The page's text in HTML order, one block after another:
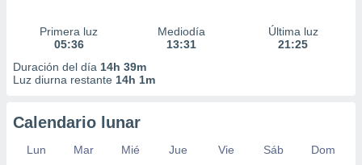
Primera luz
05:36
Mediodía
13:31
Última luz
21:25
Duración del día 14h 39m
Luz diurna restante 14h 1m
Calendario lunar
Lun Mar Mié Jue Vie Sáb
Dom